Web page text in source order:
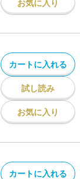
お気に入り
カートに入れる
試し読み
お気に入り
カートに入れる